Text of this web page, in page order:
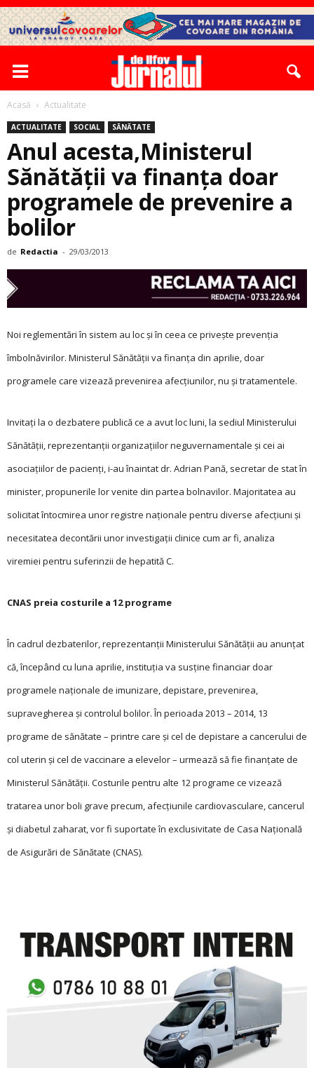
Acasă Actualitate
ACTUALITATE SOCIAL SĂNĂTATE
Anul acesta,Ministerul
Sănătăţii va finanţa doar
programele de prevenire a
bolilor
de Redactia - 29/03/2013
Noi reglementări în sistem au loc şi în ceea ce priveşte prevenţia
îmbolnăvirilor. Ministerul Sănătăţii va finanţa din aprilie, doar
programele care vizează prevenirea afecţiunilor, nu şi tratamentele.
Invitaţi la o dezbatere publică ce a avut loc luni, la sediul Ministerului
Sănătăţii, reprezentanţii organizaţiilor neguvernamentale şi cei ai
asociaţiilor de pacienţi, i-au înaintat dr. Adrian Pană, secretar de stat în
minister, propunerile lor venite din partea bolnavilor. Majoritatea au
solicitat întocmirea unor registre naţionale pentru diverse afecţiuni şi
necesitatea decontării unor investigaţii clinice cum ar fi, analiza
viremiei pentru suferinzii de hepatită C.
CNAS preia costurile a 12 programe
În cadrul dezbaterilor, reprezentanţii Ministerului Sănătăţii au anunţat
că, începând cu luna aprilie, instituţia va susţine financiar doar
programele naţionale de imunizare, depistare, prevenirea,
supravegherea şi controlul bolilor. În perioada 2013 – 2014, 13
programe de sănătate – printre care şi cel de depistare a cancerului de
col uterin şi cel de vaccinare a elevelor – urmează să fie finanţate de
Ministerul Sănătăţii. Costurile pentru alte 12 programe ce vizează
tratarea unor boli grave precum, afecţiunile cardiovasculare, cancerul
şi diabetul zaharat, vor fi suportate în exclusivitate de Casa Naţională
de Asigurări de Sănătate (CNAS).